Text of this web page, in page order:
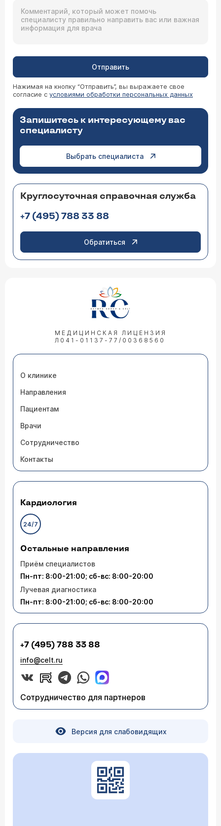
Отправить
Нажимая на кнопку “Отправить”, вы выражаете свое
согласие с условиями обработки персональных данных
Запишитесь к интересующему вас
специалисту
Выбрать специалиста
Круглосуточная справочная служба
+7 (495) 788 33 88
Обратиться
МЕДИЦИНСКАЯ ЛИЦЕНЗИЯ
Л041-01137-77/00368560
О клинике
Направления
Пациентам
Врачи
Сотрудничество
Контакты
Кардиология
24/7
Остальные направления
Приём специалистов
Пн-пт: 8:00-21:00; сб-вс: 8:00-20:00
Лучевая диагностика
Пн-пт: 8:00-21:00; сб-вс: 8:00-20:00
+7 (495) 788 33 88
info@celt.ru
Сотрудничество для партнеров
Версия для слабовидящих